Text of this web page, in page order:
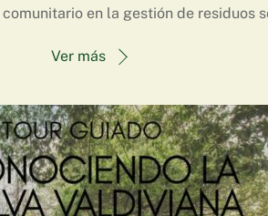
en la gestión de residuos
Ver más